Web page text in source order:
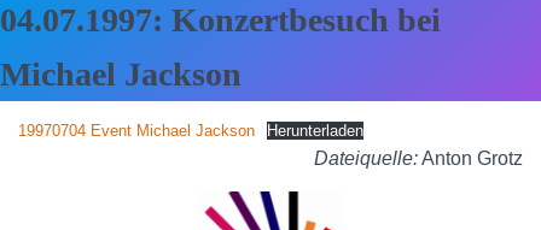
04.07.1997: Konzertbesuch bei
Michael Jackson
19970704 Event Michael Jackson Herunterladen
Dateiquelle:Anton Grotz